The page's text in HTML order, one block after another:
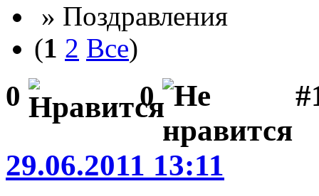
» Поздравления
(1 2 Все)
0 0
29.06.2011 13:11